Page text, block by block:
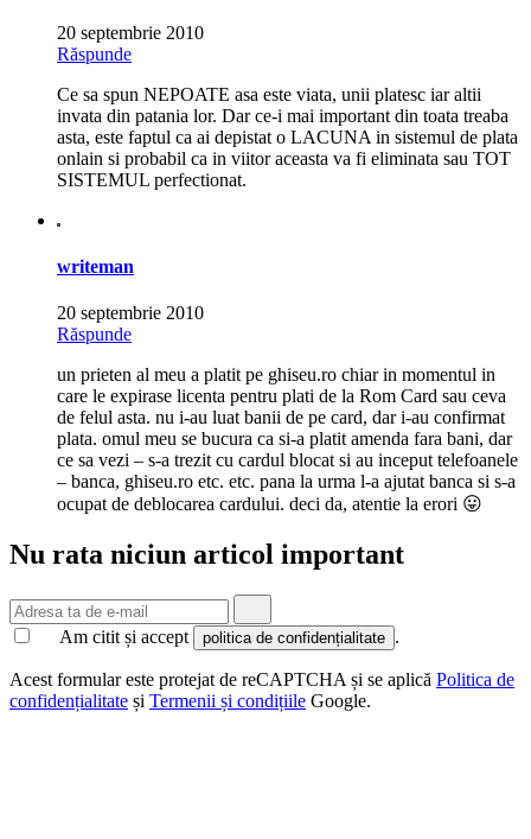
20 septembrie 2010
Răspunde
Ce sa spun NEPOATE asa este viata, unii platesc iar altii
invata din patania lor. Dar ce-i mai important din toata treaba
asta, este faptul ca ai depistat o LACUNA in sistemul de plata
onlain si probabil ca in viitor aceasta va fi eliminata sau TOT
SISTEMUL perfectionat.
writeman
20 septembrie 2010
Răspunde
un prieten al meu a platit pe ghiseu.ro chiar in momentul in
care le expirase licenta pentru plati de la Rom Card sau ceva
de felul asta. nu i-au luat banii de pe card, dar i-au confirmat
plata. omul meu se bucura ca si-a platit amenda fara bani, dar
ce sa vezi – s-a trezit cu cardul blocat si au inceput telefoanele
– banca, ghiseu.ro etc. etc. pana la urma l-a ajutat banca si s-a
ocupat de deblocarea cardului. deci da, atentie la erori 😛
Nu rata niciun articol important
Am citit și accept politica de confidențialitate .
Acest formular este protejat de reCAPTCHA și se aplică Politica de
confidențialitate și Termenii și condițiile Google.